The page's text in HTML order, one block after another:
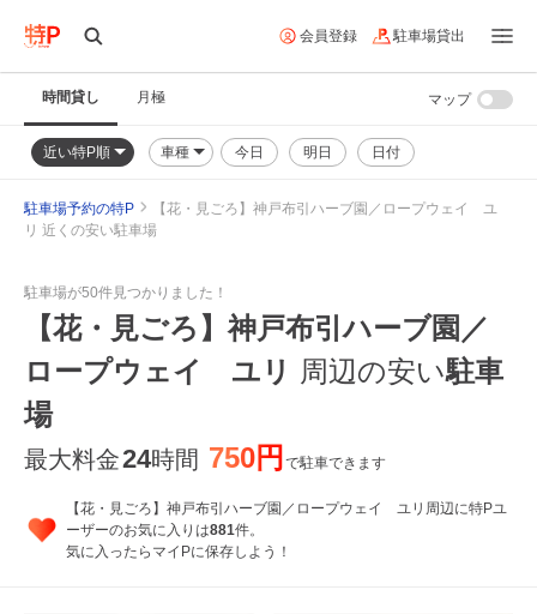
会員登録 駐車場貸出
時間貸し 月極
近い特P順 車種 今日 明日 日付
マップ
駐車場予約の特P
【花・見ごろ】神戸布引ハーブ園／ロープウェイ ユ
リ 近くの安い駐車場
駐車場が50件見つかりました！
【花・見ごろ】神戸布引ハーブ園／
ロープウェイ ユリ 周辺の安い駐車
場
最大料金24時間 750円 で駐車できます
【花・見ごろ】神戸布引ハーブ園／ロープウェイ ユリ周辺に特Pユ
ーザーのお気に入りは881件。
気に入ったらマイPに保存しよう！